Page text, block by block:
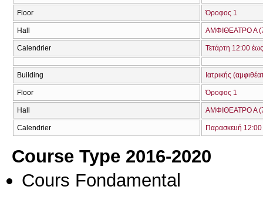
Floor Όροφος 1
Hall ΑΜΦΙΘΕΑΤΡΟ Α
Calendrier Τετάρτη 12:00
Building Ιατρικής
Floor Όροφος 1
Hall ΑΜΦΙΘΕΑΤΡΟ Α
Calendrier Παρασκευή
Course Type 2016-2020
Cours Fondamental